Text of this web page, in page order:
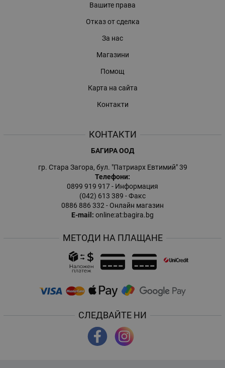
Вашите права
Отказ от сделка
За нас
Магазини
Помощ
Карта на сайта
Контакти
КОНТАКТИ
БАГИРА ООД
гр. Стара Загора, бул. "Патриарх Евтимий" 39
Телефони:
0899 919 917- Информация
(042) 613 389 - Факс
0886 886 332 - Онлайн магазин
E-mail: online:at:bagira.bg
МЕТОДИ НА ПЛАЩАНЕ
СЛЕДВАЙТЕ НИ